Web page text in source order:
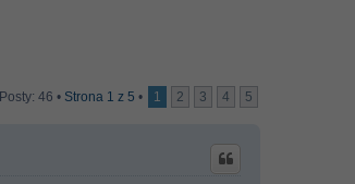
Posty: 46 • Strona 1 z 5 • 1 2 3 4 5